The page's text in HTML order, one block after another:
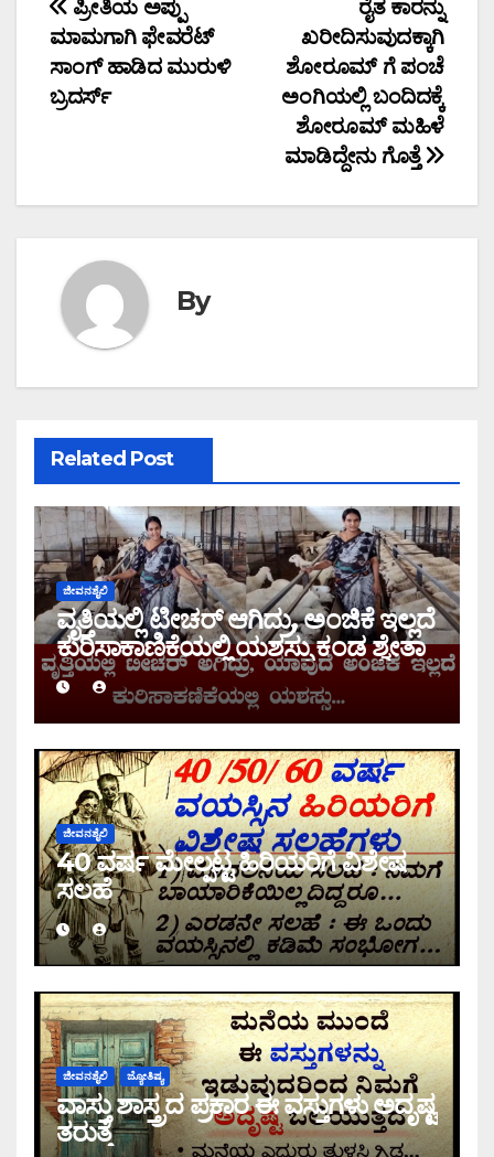
Post
navigation
ರೈತ ಕಾರನ್ನು
ಖರೀದಿಸುವುದಕ್ಕಾಗಿ
ಶೋರೂಮ್ ಗೆ ಪಂಚೆ
ಅಂಗಿಯಲ್ಲಿ ಬಂದಿದಕ್ಕೆ
ಶೋರೂಮ್ ಮಹಿಳೆ
ಮಾಡಿದ್ದೇನು ಗೊತ್ತೆ
ಪ್ರೀತಿಯ ಅಪ್ಪು
ಮಾಮಗಾಗಿ ಫೇವರೆಟ್
ಸಾಂಗ್ ಹಾಡಿದ ಮುರುಳಿ
ಬ್ರದರ್ಸ್
By
Related Post
ಜೀವನಶೈಲಿ
ವೃತ್ತಿಯಲ್ಲಿ ಟೀಚರ್ ಆಗಿದ್ರು, ಅಂಜಿಕೆ ಇಲ್ಲದೆ
ಕುರಿಸಾಕಾಣಿಕೆಯಲ್ಲಿ ಯಶಸ್ಸು ಕಂಡ ಶ್ವೇತಾ
ಜೀವನಶೈಲಿ
40 ವರ್ಷ ಮೇಲ್ಪಟ್ಟ ಹಿರಿಯರಿಗೆ ವಿಶೇಷ
ಸಲಹೆ
ಜೀವನಶೈಲಿ ಜ್ಯೋತಿಷ್ಯ
ವಾಸ್ತು ಶಾಸ್ತ್ರದ ಪ್ರಕಾರ ಈ ವಸ್ತುಗಳು ಅದೃಷ್ಟ
ತರುತ್ತೆ